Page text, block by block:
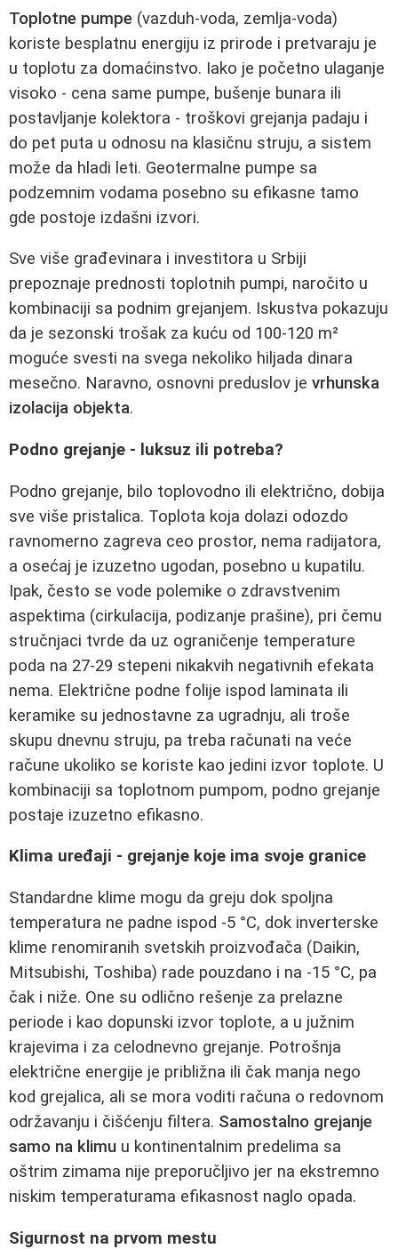
Toplotne pumpe (vazduh-voda, zemlja-voda)
koriste besplatnu energiju iz prirode i pretvaraju je
u toplotu za domaćinstvo. Iako je početno ulaganje
visoko - cena same pumpe, bušenje bunara ili
postavljanje kolektora - troškovi grejanja padaju i
do pet puta u odnosu na klasičnu struju, a sistem
može da hladi leti. Geotermalne pumpe sa
podzemnim vodama posebno su efikasne tamo
gde postoje izdašni izvori.
Sve više građevinara i investitora u Srbiji
prepoznaje prednosti toplotnih pumpi, naročito u
kombinaciji sa podnim grejanjem. Iskustva pokazuju
da je sezonski trošak za kuću od 100-120 m²
moguće svesti na svega nekoliko hiljada dinara
mesečno. Naravno, osnovni preduslov je vrhunska
izolacija objekta.
Podno grejanje - luksuz ili potreba?
Podno grejanje, bilo toplovodno ili električno, dobija
sve više pristalica. Toplota koja dolazi odozdo
ravnomerno zagreva ceo prostor, nema radijatora,
a osećaj je izuzetno ugodan, posebno u kupatilu.
Ipak, često se vode polemike o zdravstvenim
aspektima (cirkulacija, podizanje prašine), pri čemu
stručnjaci tvrde da uz ograničenje temperature
poda na 27-29 stepeni nikakvih negativnih efekata
nema. Električne podne folije ispod laminata ili
keramike su jednostavne za ugradnju, ali troše
skupu dnevnu struju, pa treba računati na veće
račune ukoliko se koriste kao jedini izvor toplote. U
kombinaciji sa toplotnom pumpom, podno grejanje
postaje izuzetno efikasno.
Klima uređaji - grejanje koje ima svoje granice
Standardne klime mogu da greju dok spoljna
temperatura ne padne ispod -5 °C, dok inverterske
klime renomiranih svetskih proizvođača (Daikin,
Mitsubishi, Toshiba) rade pouzdano i na -15 °C, pa
čak i niže. One su odlično rešenje za prelazne
periode i kao dopunski izvor toplote, a u južnim
krajevima i za celodnevno grejanje. Potrošnja
električne energije je približna ili čak manja nego
kod grejalica, ali se mora voditi računa o redovnom
održavanju i čišćenju filtera. Samostalno grejanje
samo na klimu u kontinentalnim predelima sa
oštrim zimama nije preporučljivo jer na ekstremno
niskim temperaturama efikasnost naglo opada.
Sigurnost na prvom mestu